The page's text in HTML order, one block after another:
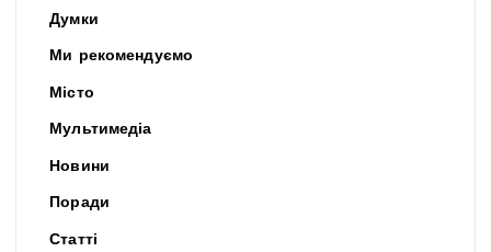
Думки
Ми рекомендуємо
Місто
Мультимедіа
Новини
Поради
Статті